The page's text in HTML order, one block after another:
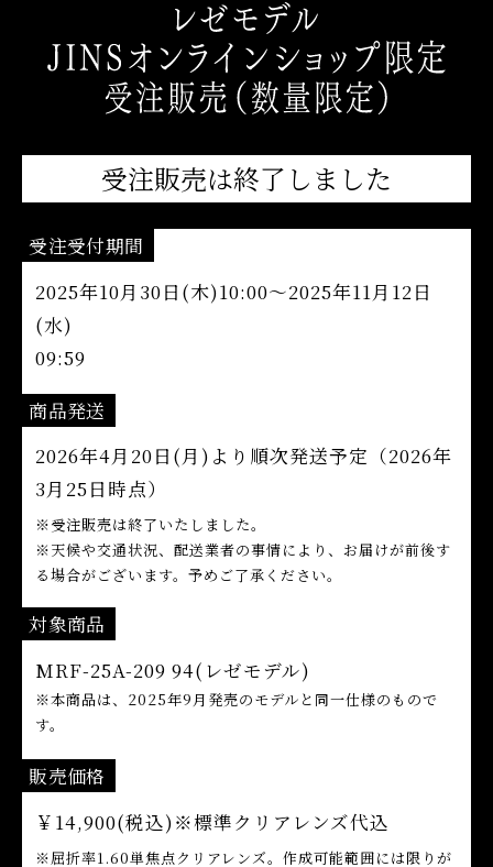
受注販売は終了しました
受注受付期間
2025年10月30日(木)10:00～2025年11月12日
(水)
09:59
商品発送
2026年4月20日(月)より順次発送予定（2026年
3月25日時点）
※受注販売は終了いたしました。
※天候や交通状況、配送業者の事情により、お届けが前後す
る場合がございます。予めご了承ください。
対象商品
MRF-25A-209 94(レゼモデル)
※本商品は、2025年9月発売のモデルと同一仕様のもので
す。
販売価格
￥14,900(税込)※標準クリアレンズ代込
※屈折率1.60単焦点クリアレンズ。作成可能範囲には限りが